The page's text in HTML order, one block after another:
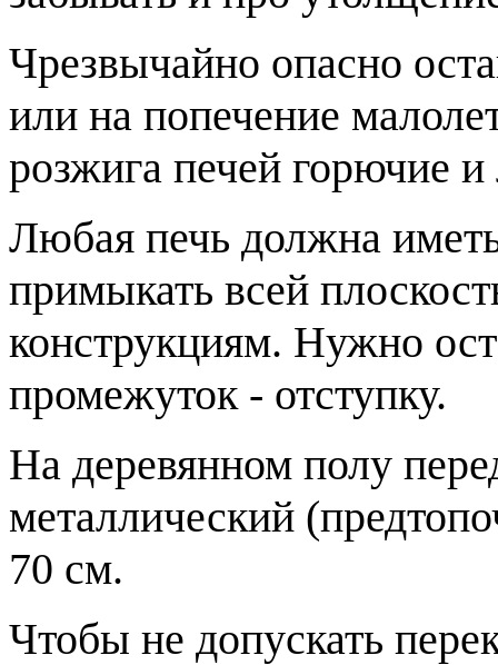
Чрезвычайно опасно
или на попечение
розжига печей горючие
Любая печь должна
примыкать всей
конструкциям. Нужно
промежуток - отступку.
На деревянном полу
металлический
70 см.
Чтобы не допускать